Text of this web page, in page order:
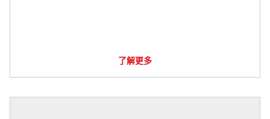
了解更多